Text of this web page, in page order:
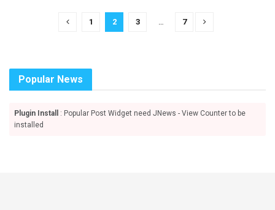
1 2 3 … 7
Popular News
Plugin Install
: Popular Post Widget need JNews - View Counter to be
installed